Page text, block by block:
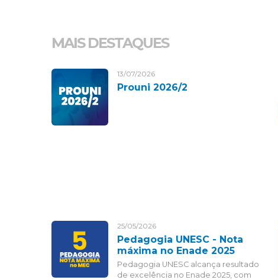
MAIS DESTAQUES
13/07/2026
Prouni 2026/2
25/05/2026
Pedagogia UNESC - Nota
máxima no Enade 2025
Pedagogia UNESC alcança resultado
de excelência no Enade 2025, com